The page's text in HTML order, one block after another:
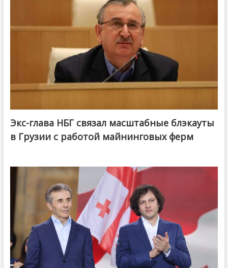
Экс-глава НБГ связал масштабные блэкауты
в Грузии с работой майнинговых ферм